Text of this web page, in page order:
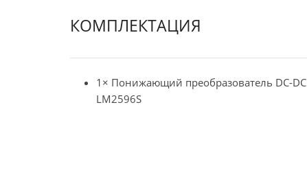
КОМПЛЕКТАЦИЯ
1× Понижающий преобразователь DC-DC
LM2596S